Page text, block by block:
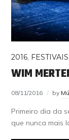
2016, FESTIVAIS
WIM
08/11/2016 by
Primeiro dia da
que nunca mais